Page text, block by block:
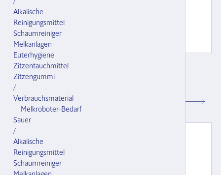
Alkalische
Reinigungsmittel
Schaumreiniger
Melkanlagen
Euterhygiene
Zitzentauchmittel
Zitzengummi
/
Verbrauchsmaterial
Melkroboter-Bedarf
Sauer
/
Alkalische
Reinigungsmittel
Schaumreiniger
Weideband 3000-4 orange
mit Stegschnalle, für Grossvieh,
121195.000
CHF 32.00